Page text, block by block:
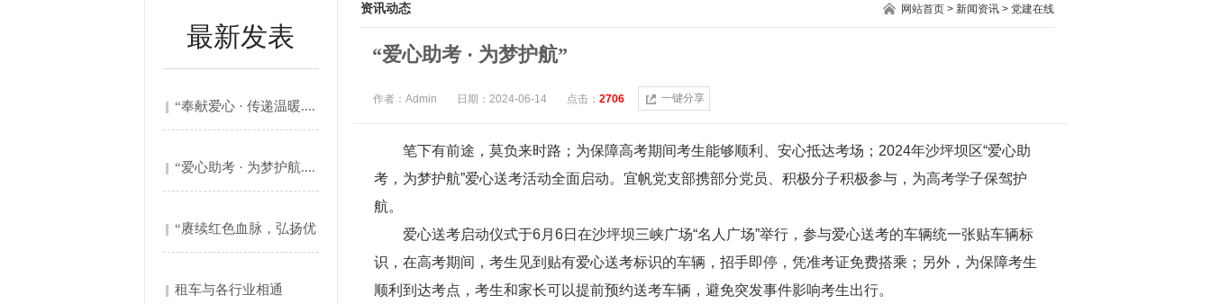
最新发表
“奉献爱心 · 传递温暖....
“爱心助考 · 为梦护航....
“赓续红色血脉，弘扬优
租车与各行业相通
资讯动态 网站首页> 新闻资讯> 党建在线
“爱心助考 · 为梦护航”
作者：Admin 日期：2024-06-14 点击： 2706 一键分享
笔下有前途，莫负来时路；为保障高考期间考生能够顺利、安心抵达考场；2024年沙坪坝区“爱心助
考，为梦护航”爱心送考活动全面启动。宜帆党支部携部分党员、积极分子积极参与，为高考学子保驾护
航。
爱心送考启动仪式于6月6日在沙坪坝三峡广场“名人广场”举行，参与爱心送考的车辆统一张贴车辆标
识，在高考期间，考生见到贴有爱心送考标识的车辆，招手即停，凭准考证免费搭乘；另外，为保障考生
顺利到达考点，考生和家长可以提前预约送考车辆，避免突发事件影响考生出行。